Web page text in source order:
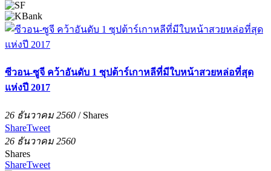
ซีวอน-ซูจี คว้าอันดับ 1 ซุปต้าร์เกาหลีที่มีใบหน้าสวยหล่อที่สุด
แห่งปี 2017
26 ธันวาคม 2560 / Shares
ShareTweet
26 ธันวาคม 2560
Shares
ShareTweet